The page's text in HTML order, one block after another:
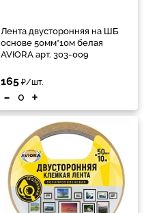
Лента двусторонняя на ШБ
основе 50мм*10м белая
AVIORA арт. 303-009
165 ₽/шт.
- +